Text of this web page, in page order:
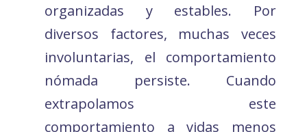
organizadas y estables. Por
diversos factores, muchas veces
involuntarias, el comportamiento
nómada persiste. Cuando
extrapolamos este
comportamiento a vidas menos